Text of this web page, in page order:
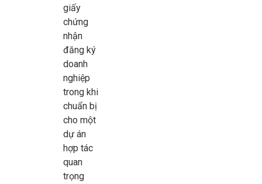
giấy
chứng
nhận
đăng ký
doanh
nghiệp
trong khi
chuẩn bị
cho một
dự án
hợp tác
quan
trọng